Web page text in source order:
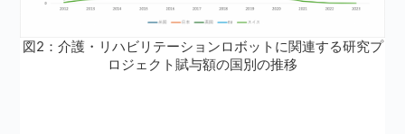
図2：介護・リハビリテーションロボットに関連する研究プ
ロジェクト賦与額の国別の推移